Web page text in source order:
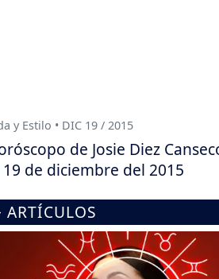
y Estilo • DIC 19 / 2015
de Josie Diez
19 de diciembre del 2015
ARTÍCULOS